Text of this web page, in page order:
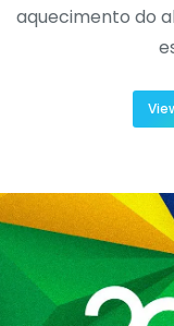
aquecimento do